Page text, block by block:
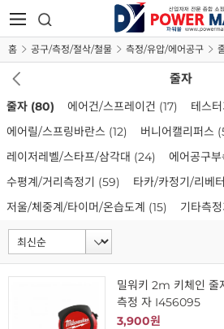
홈 공구/측정/절삭/철물 측정/유압/에어공구
줄자
줄자 (80) 에어건/스프레이건 (17) 테스
에어릴/스프링바란스 (12) 버니어캘리퍼스
레이저레벨/스타프/삼각대 (24) 에어공구
수평계/거리측정기 (59) 타카/카정기/리베터
저울/체중계/타이머/온습도계 (15) 기타측정
밀워키 2m 키체인
측정 자 I456095
3,900원